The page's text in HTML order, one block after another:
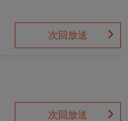
次回放送
次回放送